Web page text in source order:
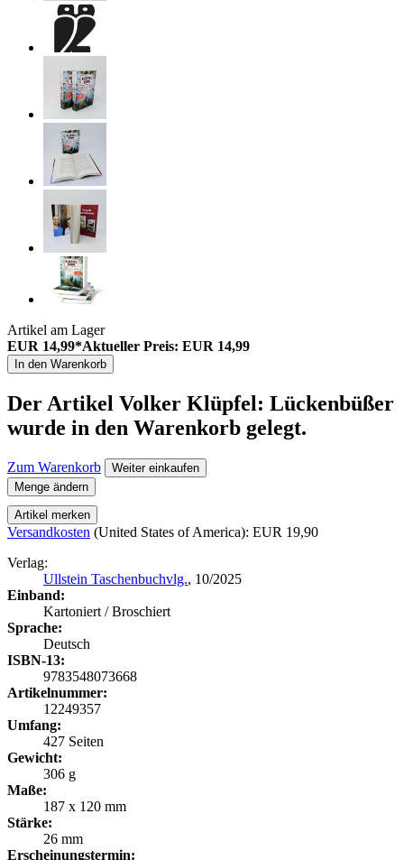
Artikel am Lager
EUR 14,99*Aktueller Preis: EUR 14,99
In den Warenkorb
Der Artikel Volker Klüpfel: Lückenbüßer
wurde in den Warenkorb gelegt.
Zum Warenkorb
Weiter einkaufen
Menge ändern
Artikel merken
Versandkosten (United States of America): EUR 19,90
Verlag:
Ullstein Taschenbuchvlg., 10/2025
Einband:
Kartoniert / Broschiert
Sprache:
Deutsch
ISBN-13:
9783548073668
Artikelnummer:
12249357
Umfang:
427 Seiten
Gewicht:
306 g
Maße:
187 x 120 mm
Stärke:
26 mm
Erscheinungstermin: